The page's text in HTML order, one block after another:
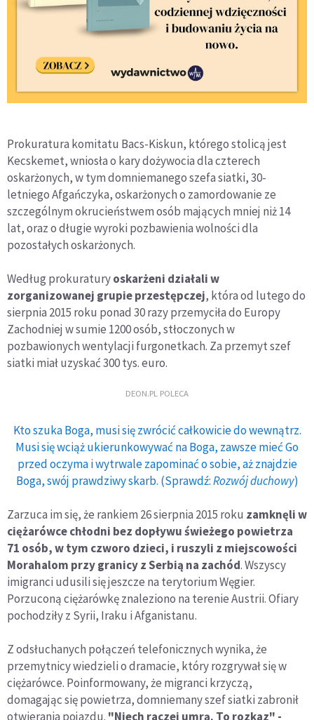
Prokuratura komitatu Bacs-Kiskun, którego stolicą jest
Kecskemet, wniosła o kary dożywocia dla czterech
oskarżonych, w tym domniemanego szefa siatki, 30-
letniego Afgańczyka, oskarżonych o zamordowanie ze
szczególnym okrucieństwem osób mających mniej niż 14
lat, oraz o długie wyroki pozbawienia wolności dla
pozostałych oskarżonych.
Według prokuraturyoskarżeni działali w
zorganizowanej grupie przestępczej, która od lutego do
sierpnia 2015 roku ponad 30 razy przemyciła do Europy
Zachodniej w sumie 1200 osób, stłoczonych w
pozbawionych wentylacji furgonetkach. Za przemyt szef
siatki miał uzyskać 300 tys. euro.
DEON.PL POLECA
Kto szuka Boga, musi się zwrócić całkowicie do wewnątrz.
Musi się wciąż ukierunkowywać na Boga, zawsze mieć Go
przed oczyma i wytrwale zapominać o sobie, aż znajdzie
Boga, swój prawdziwy skarb. (Sprawdź:Rozwój duchowy)
Zarzuca im się, że rankiem 26 sierpnia 2015 roku zamknęli w
ciężarówce chłodni bez dopływu świeżego powietrza
71 osób, w tym czworo dzieci, i ruszyli z miejscowości
Morahalom przy granicy z Serbią na zachód. Wszyscy
imigranci udusili się jeszcze na terytorium Węgier.
Porzuconą ciężarówkę znaleziono na terenie Austrii. Ofiary
pochodziły z Syrii, Iraku i Afganistanu.
Z odsłuchanych połączeń telefonicznych wynika, że
przemytnicy wiedzieli o dramacie, który rozgrywał się w
ciężarówce. Poinformowany, że migranci krzyczą,
domagając się powietrza, domniemany szef siatki zabronił
otwierania pojazdu. "Niech raczej umrą. To rozkaz" -